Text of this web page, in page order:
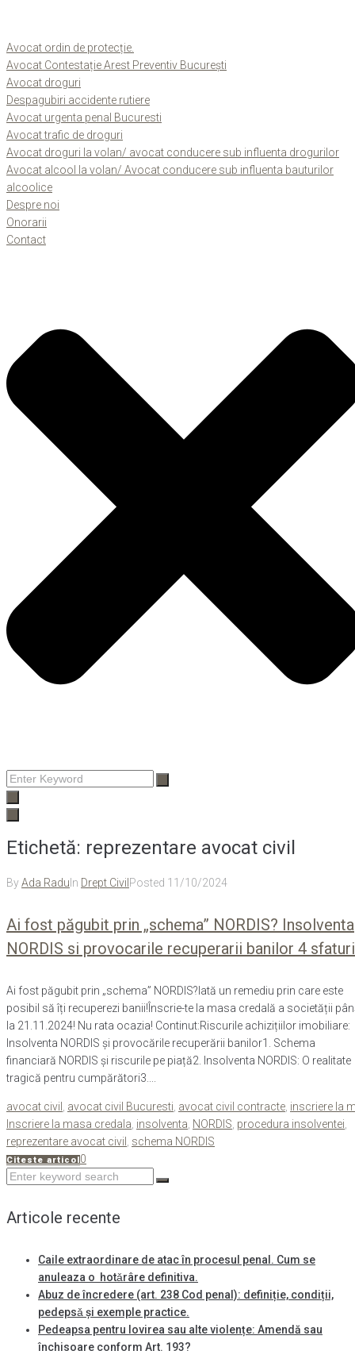
Avocat ordin de protecție.
Avocat Contestație Arest Preventiv București
Avocat droguri
Despagubiri accidente rutiere
Avocat urgenta penal Bucuresti
Avocat trafic de droguri
Avocat droguri la volan/ avocat conducere sub influenta drogurilor
Avocat alcool la volan/ Avocat conducere sub influenta bauturilor
alcoolice
Despre noi
Onorarii
Contact
Enter
Keyword
Etichetă: reprezentare avocat civil
ByAda Radu In Drept Civil Posted 11/10/2024
Ai fost păgubit prin „schema” NORDIS? Insolventa
NORDIS si provocarile recuperarii banilor 4 sfaturi
Ai fost păgubit prin „schema” NORDIS?Iată un remediu prin care este
posibil să îți recuperezi banii!Înscrie-te la masa credală a societății
la 21.11.2024! Nu rata ocazia! Continut:Riscurile achizițiilor imobiliare:
Insolventa NORDIS și provocările recuperării banilor1. Schema
financiară NORDIS și riscurile pe piață2. Insolventa NORDIS: O realitate
tragică pentru cumpărători3....
avocat civil avocat civil Bucuresti avocat civil contracte inscriere la
Inscriere la masa credala insolventa NORDIS procedura insolventei
reprezentare avocat civil schema NORDIS
Citeste articol0
Search
Articole recente
Caile extraordinare de atac în procesul penal. Cum se
anuleaza o hotǎrâre definitiva.
Abuz de încredere (art. 238 Cod penal): definiție, condiții,
pedepsǎ și exemple practice.
Pedeapsa pentru lovirea sau alte violențe: Amendă sau
închisoare conform Art. 193?